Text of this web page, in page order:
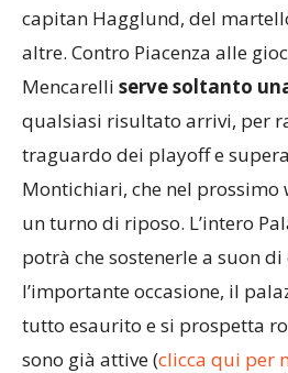
capitan Hagglund, del
altre. Contro Piacenza alle
Mencarelli serve soltanto
qualsiasi risultato arrivi, per
traguardo dei playoff e
Montichiari, che nel prossimo
un turno di riposo. L’intero
potrà che sostenerle a suon di
l’importante occasione, il
tutto esaurito e si prospetta
sono già attive (clicca qui per